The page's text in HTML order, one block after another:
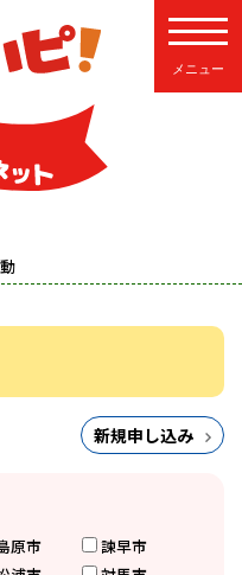
新規申し込み
原市
諫早市